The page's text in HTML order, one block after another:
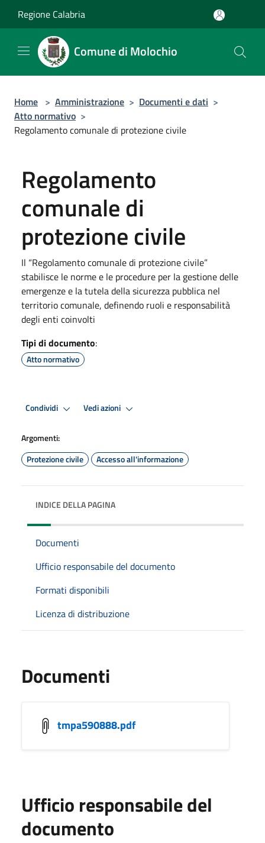
Regione Calabria
Comune di Molochio
Home > Amministrazione > Documenti e dati >
Atto normativo >
Regolamento comunale di protezione civile
Regolamento
comunale di
protezione civile
Il “Regolamento comunale di protezione civile”
stabilisce le norme e le procedure per la gestione delle
emergenze e la tutela della sicurezza pubblica nel
territorio comunale, definendo ruoli e responsabilità
degli enti coinvolti
Tipi di documento:
Atto normativo
Condividi Vedi azioni
Argomenti:
Protezione civile
Accesso all'informazione
INDICE DELLA PAGINA
Documenti
Ufficio responsabile del documento
Formati disponibili
Licenza di distribuzione
Documenti
tmpa590888.pdf
Ufficio responsabile del
documento